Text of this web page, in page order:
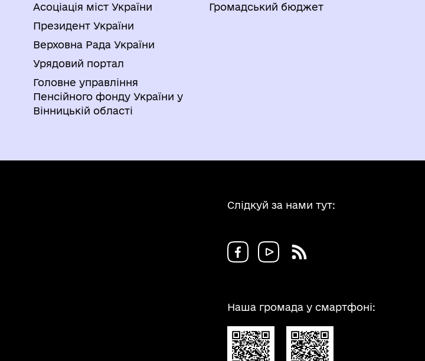
Асоціація міст України
Президент України
Верховна Рада України
Урядовий портал
Головне управління
Пенсійного фонду України у
Вінницькій області
Громадський бюджет
Слідкуй за нами тут:
Наша громада у смартфоні: